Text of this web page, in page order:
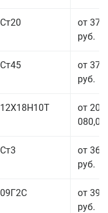
Ст20
от 37
руб.
Ст45
от 37
руб.
12Х18Н10Т
от 208
080,00
Ст3
от 36
руб.
09Г2С
от 39
руб.